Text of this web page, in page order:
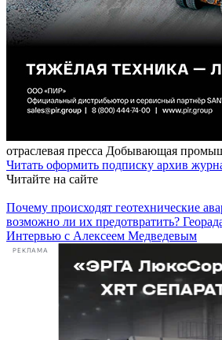
отраcлевая пресса Добывающая
Читать оформить подписку архив
Читайте на сайте
Почему происходят геотехнические
возможно ли их предотвратить?
Интервью с Алексеем Медведевым
РЕКЛАМА